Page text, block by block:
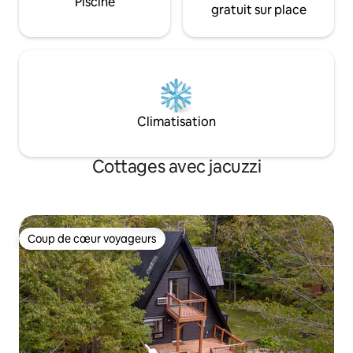
gratuit sur place
Climatisation
Cottages avec jacuzzi
Coup de cœur voyageurs
Coup de cœur voyageurs